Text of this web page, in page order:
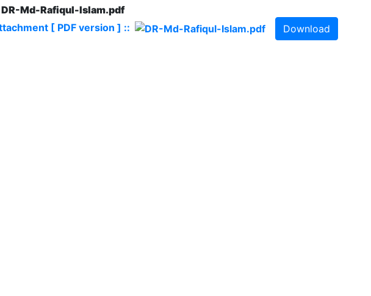
DR-Md-Rafiqul-Islam.pdf
[ PDF version ] ::
Download